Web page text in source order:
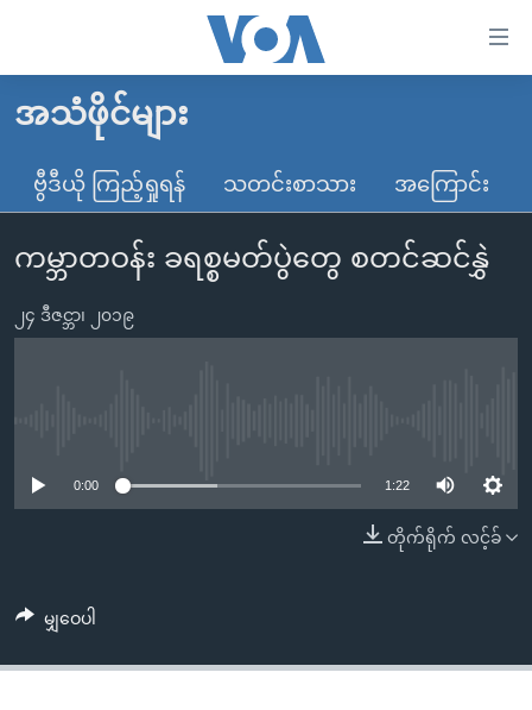
လွယ်ကူ
သည့်
များ
ပင်မ
ပင်မ
စာမျက်နှာ
ကျော်
မူလစာမျက်နှာ
မြန်မာ
ကမ္ဘာ့သတင်းများ
နိုင်ငံတကာ
တရုတ်
ဗွီဒီယို
ရပ်ဝန်းတခု လမ်းတခု အလွန်
ရုပ်ရှင်ထဲက အင်္ဂလိပ်စာ
တီဗွီ
ရေဒီယို/တီဗွီအစီအစဉ်
ဗွီအိုအေ လူမှုကွန်ယက်များ
အသံဖိုင်များ
ဗွီဒီယို ကြည့်ရှုရန် သတင်းစာသား အကြောင်း
ကမ္ဘာတဝန်း ခရစ္စမတ်ပွဲတွေ စတင်ဆင်နွှဲ
၂၄ ဒီဇင္ဘာ၊ ၂၀၁၉
0:00 1:22
တိုက်ရိုက် လင့်ခ်
မျှဝေပါ